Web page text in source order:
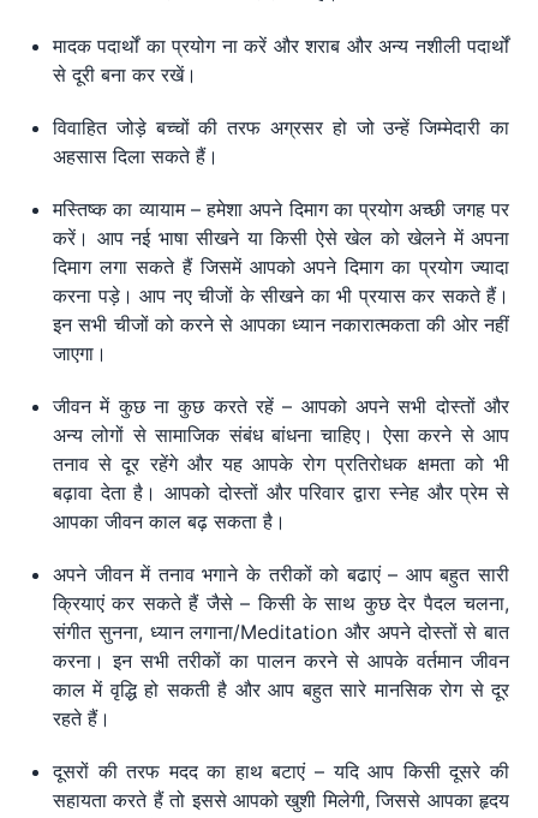
मादक पदार्थों का प्रयोग ना करें और शराब और अन्य नशीली पदार्थों
से दूरी बना कर रखें।
विवाहित जोड़े बच्चों की तरफ अग्रसर हो जो उन्हें जिम्मेदारी का
अहसास दिला सकते हैं।
मस्तिष्क का व्यायाम – हमेशा अपने दिमाग का प्रयोग अच्छी जगह पर
करें। आप नई भाषा सीखने या किसी ऐसे खेल को खेलने में अपना
दिमाग लगा सकते हैं जिसमें आपको अपने दिमाग का प्रयोग ज्यादा
करना पड़े। आप नए चीजों के सीखने का भी प्रयास कर सकते हैं।
इन सभी चीजों को करने से आपका ध्यान नकारात्मकता की ओर नहीं
जाएगा।
जीवन में कुछ ना कुछ करते रहें – आपको अपने सभी दोस्तों और
अन्य लोगों से सामाजिक संबंध बांधना चाहिए। ऐसा करने से आप
तनाव से दूर रहेंगे और यह आपके रोग प्रतिरोधक क्षमता को भी
बढ़ावा देता है। आपको दोस्तों और परिवार द्वारा स्नेह और प्रेम से
आपका जीवन काल बढ़ सकता है।
अपने जीवन में तनाव भगाने के तरीकों को बढाएं – आप बहुत सारी
क्रियाएं कर सकते हैं जैसे – किसी के साथ कुछ देर पैदल चलना,
संगीत सुनना, ध्यान लगाना/Meditation और अपने दोस्तों से बात
करना। इन सभी तरीकों का पालन करने से आपके वर्तमान जीवन
काल में वृद्धि हो सकती है और आप बहुत सारे मानसिक रोग से दूर
रहते हैं।
दूसरों की तरफ मदद का हाथ बटाएं – यदि आप किसी दूसरे की
सहायता करते हैं तो इससे आपको खुशी मिलेगी, जिससे आपका हृदय